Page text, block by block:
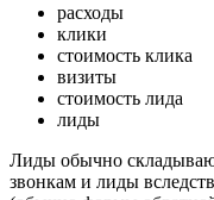
расходы
клики
стоимость клика
визиты
стоимость лида
лиды
Лиды обычно
звонкам и лиды